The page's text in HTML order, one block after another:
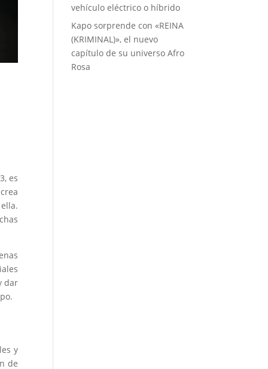
es
dar
y
de
vehículo eléctrico o híbrido
Kapo sorprende con «REINA
(KRIMINAL)», el nuevo
capítulo de su universo Afro
Rosa